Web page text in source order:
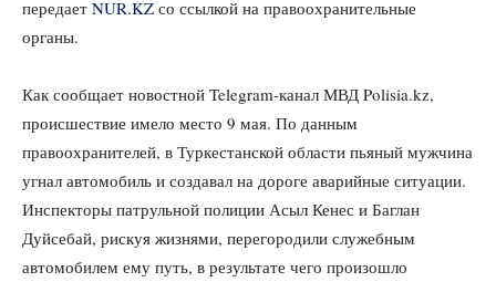
передает NUR.KZ со ссылкой на правоохранительные
органы.
Как сообщает новостной Telegram-канал МВД Polisia.kz,
происшествие имело место 9 мая. По данным
правоохранителей, в Туркестанской области пьяный мужчина
угнал автомобиль и создавал на дороге аварийные ситуации.
Инспекторы патрульной полиции Асыл Кенес и Баглан
Дуйсебай, рискуя жизнями, перегородили служебным
автомобилем ему путь, в результате чего произошло